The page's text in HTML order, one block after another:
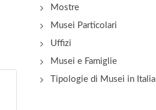
Mostre
Musei Particolari
Uffizi
Musei e Famiglie
Tipologie di Musei in Italia